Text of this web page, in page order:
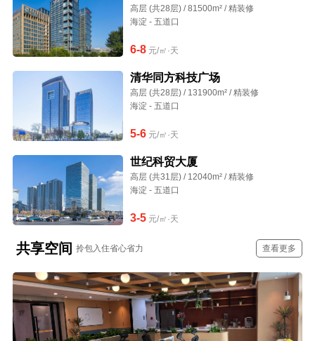
高层 (共28层) / 81500m² / 精装修
海淀 - 五道口
6-8元/㎡·天
清华同方科技广场
高层 (共28层) / 131900m² / 精装修
海淀 - 五道口
5-6元/㎡·天
世纪科贸大厦
高层 (共31层) / 12040m² / 精装修
海淀 - 五道口
3-5元/㎡·天
共享空间 拎包入住省心省力 查看更多